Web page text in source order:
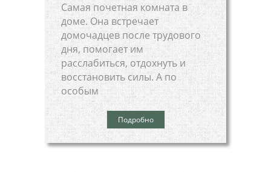
Самая почетная комната в
доме. Она встречает
домочадцев после трудового
дня, помогает им
расслабиться, отдохнуть и
восстановить силы. А по
особым
Подробно